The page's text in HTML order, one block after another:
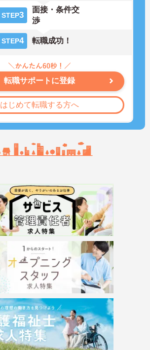
STEP3
面接・条件交
渉
STEP4 転職成功！
転職サポートに登録
はじめて転職する方へ